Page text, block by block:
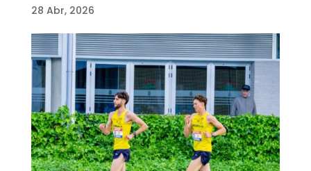
28 Abr, 2026